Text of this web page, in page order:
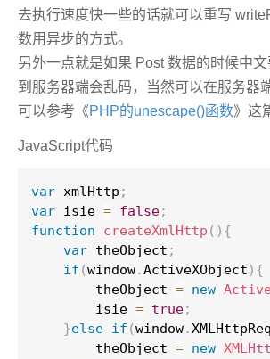
去执行速度快一些的话就可以重写
数用异步的方式。
另外一点就是如果 Post 数据的时候中
到服务器端会乱码，当然可以在服务器
可以参考《PHP的unescape()函数》这
JavaScript代码
var xmlHttp ;
var isie = false;
function createXmlHttp ( ) {
var theObject ;
if (window.ActiveXObject ) {
        theObject
= new
        isie
= true;
}else if (window.
        theObject
= new